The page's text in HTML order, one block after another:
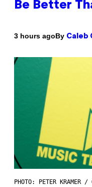
Be Better
3 hours agoBy Caleb
PHOTO: PETER KRAMER /